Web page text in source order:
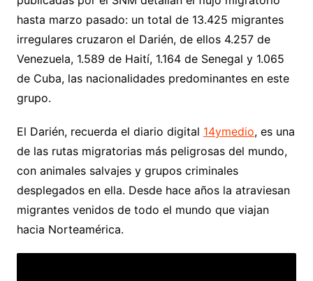
hasta marzo pasado: un total de 13.425 migrantes
irregulares cruzaron el Darién, de ellos 4.257 de
Venezuela, 1.589 de Haití, 1.164 de Senegal y 1.065
de Cuba, las nacionalidades predominantes en este
grupo.
El Darién, recuerda el diario digital 14ymedio, es una
de las rutas migratorias más peligrosas del mundo,
con animales salvajes y grupos criminales
desplegados en ella. Desde hace años la atraviesan
migrantes venidos de todo el mundo que viajan
hacia Norteamérica.